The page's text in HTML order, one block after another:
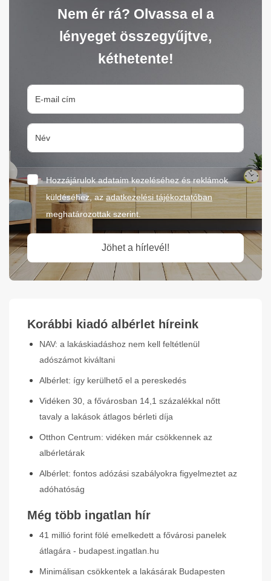
Nem ér rá? Olvassa el a
lényeget összegyűjtve,
kéthetente!
Hozzájárulok adataim kezeléséhez és reklámok
küldéséhez, azadatkezelési tájékoztatóban
meghatározottak szerint.
Jöhet a hírlevél!
Korábbi kiadó albérlet híreink
NAV: a lakáskiadáshoz nem kell feltétlenül
adószámot kiváltani
Albérlet: így kerülhető el a pereskedés
Vidéken 30, a fővárosban 14,1 százalékkal nőtt
tavaly a lakások átlagos bérleti díja
Otthon Centrum: vidéken már csökkennek az
albérletárak
Albérlet: fontos adózási szabályokra figyelmeztet az
adóhatóság
Még több ingatlan hír
41 millió forint fölé emelkedett a fővárosi panelek
átlagára - budapest.ingatlan.hu
Minimálisan csökkentek a lakásárak Budapesten